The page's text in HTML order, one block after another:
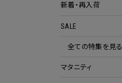
新着・再入荷
SALE
全ての特集を見る
マタニティ